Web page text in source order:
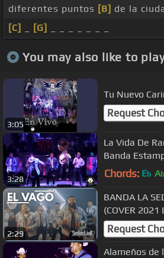
diferentes puntos [B] de la
[C]
[G]
You may also like to
3:05
Tu Nuevo
Request
3:28
La Vida De
Banda
Desde Las
Chords: Eb Ab
2:29
BANDA LA
(COVER 2021
EXCLUSIVE)
Request
Alameños de